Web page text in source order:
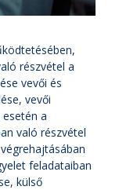
részvétel a
vevői és
vevői
a
való részvétel
feladataiban
külső